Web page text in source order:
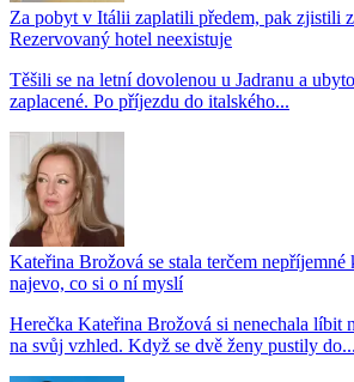
Za pobyt v Itálii zaplatili předem, pak zjistili
Rezervovaný hotel neexistuje
Těšili se na letní dovolenou u Jadranu a
zaplacené. Po příjezdu do italského...
Kateřina Brožová se stala terčem nepříjemné
najevo, co si o ní myslí
Herečka Kateřina Brožová si nenechala líbit
na svůj vzhled. Když se dvě ženy pustily do...